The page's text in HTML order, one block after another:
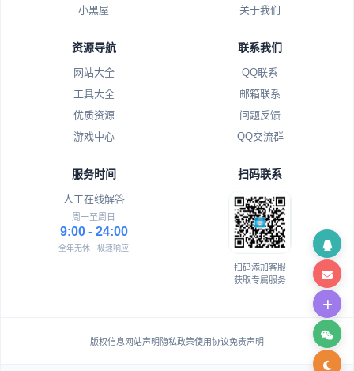
小黑屋
关于我们
资源导航
网站大全
工具大全
优质资源
游戏中心
联系我们
QQ联系
邮箱联系
问题反馈
QQ交流群
服务时间
人工在线解答
周一至周日
9:00 - 24:00
全年无休 · 极速响应
扫码联系
扫码添加客服
获取专属服务
版权信息网站声明 隐私政策使用协议免责声明